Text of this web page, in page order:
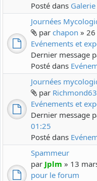
Posté dans
Journées
par chapon »
Evénements et
Dernier message
Posté dans
Journées
par Richmond63
Evénements et
Dernier message
01:25
Posté dans
Spammeur
par Jplm » 13
pour le forum